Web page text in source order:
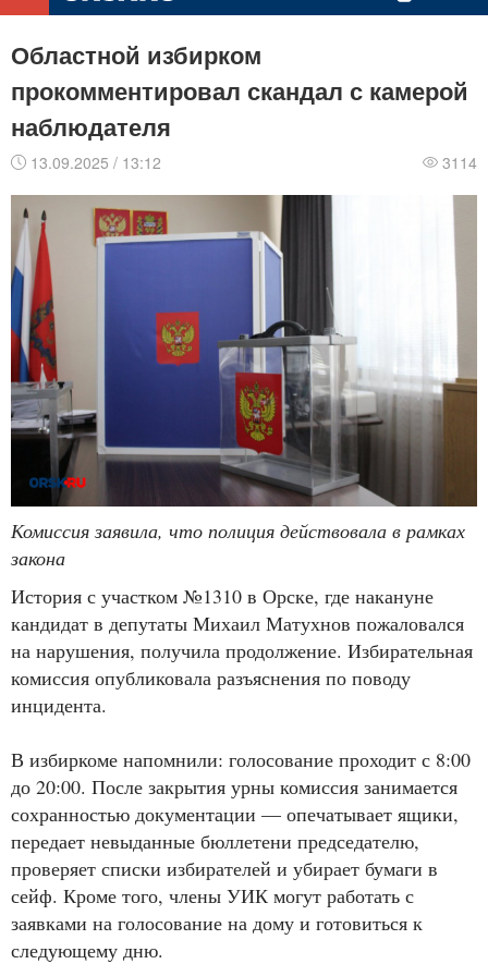
Областной избирком
прокомментировал скандал с камерой
наблюдателя
13.09.2025 / 13:12 3114
Комиссия заявила, что полиция действовала в рамках
закона
История с участком №1310 в Орске, где накануне
кандидат в депутаты Михаил Матухнов пожаловался
на нарушения, получила продолжение. Избирательная
комиссия опубликовала разъяснения по поводу
инцидента.
В избиркоме напомнили: голосование проходит с 8:00
до 20:00. После закрытия урны комиссия занимается
сохранностью документации — опечатывает ящики,
передает невыданные бюллетени председателю,
проверяет списки избирателей и убирает бумаги в
сейф. Кроме того, члены УИК могут работать с
заявками на голосование на дому и готовиться к
следующему дню.